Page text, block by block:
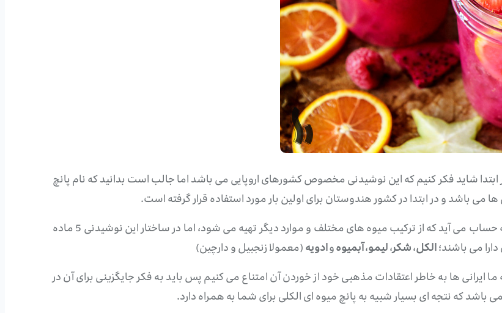
شاید فکر کنیم که این نوشیدنی مخصوص کشورهای اروپایی می باشد اما جالب است بدانید که نام پانچ
می باشد و در ابتدا در کشور هندوستان برای اولین بار مورد استفاده قرار گرفته است.
نوشیدنی پانچ میوه ای از لحاظ ساختاری جز آبمیوه های طبیعی به حساب می آید که از ترکیب میوه های مختلف و موارد دیگر تهیه می شود، اما در ساختار این نوشیدنی 5 ماده
می باشند؛الکل،شکر،لیمو،آبمیوهوادویه(معمولا زنجبیل و دارچین)
ایرانی ها به خاطر اعتقادات مذهبی خود از خوردن آن امتناع می کنیم پس باید به فکر جایگزینی برای آن در
باشد که نتجه ای بسیار شبیه به پانچ میوه ای الکلی برای شما به همراه دارد.